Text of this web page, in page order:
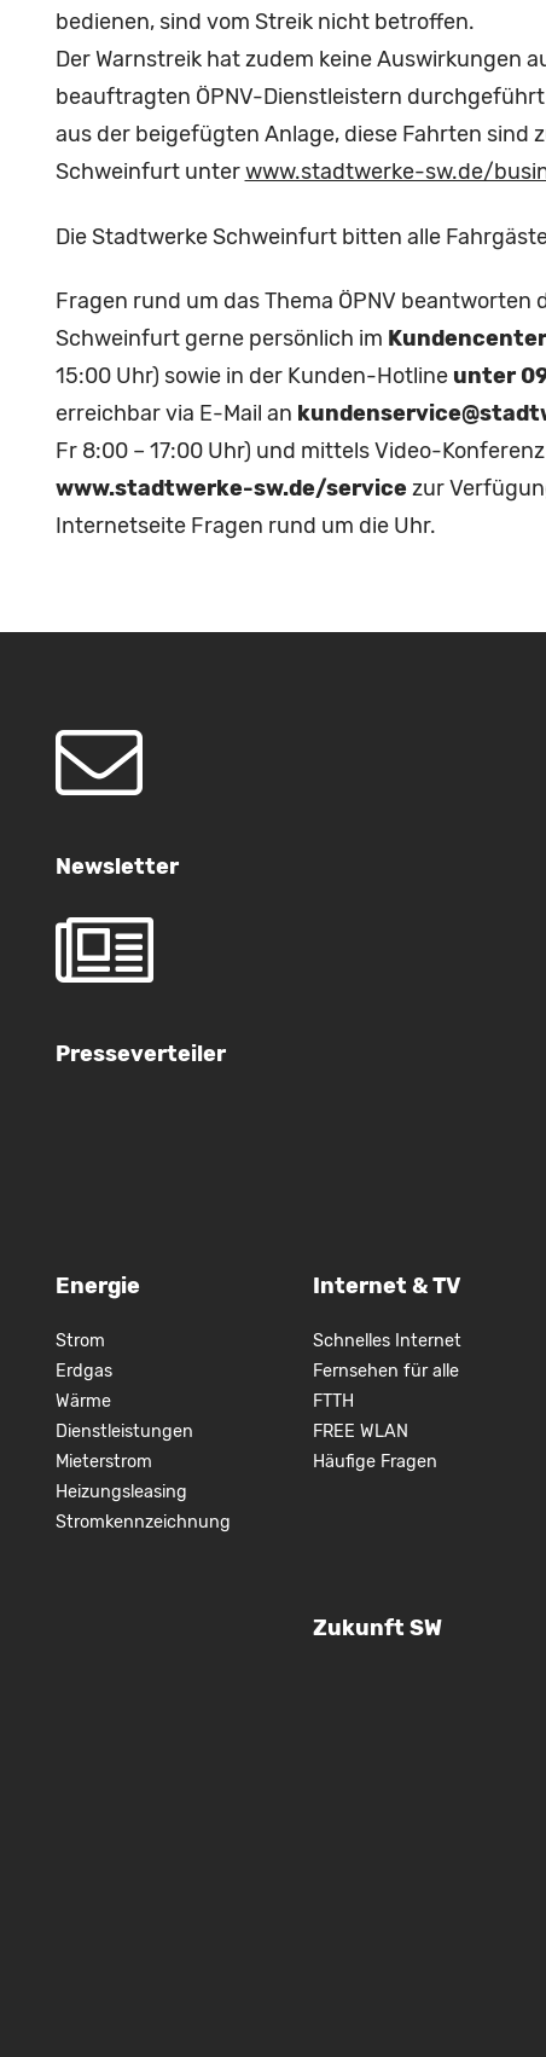
bedienen, sind vom Streik nicht betroffen.
Der Warnstreik hat zudem keine Auswirkungen
beauftragten ÖPNV-Dienstleistern
aus der beigefügten Anlage, diese Fahrten sind
Schweinfurt unterwww.stadtwerke-sw.de/
Die Stadtwerke Schweinfurt bitten alle
Fragen rund um das Thema ÖPNV
Schweinfurt gerne persönlich im
15:00 Uhr) sowie in der Kunden-Hotline unter
erreichbar via E-Mail an
Fr 8:00 – 17:00 Uhr) und mittels Video-
www.stadtwerke-sw.de/servicezur
Internetseite Fragen rund um die Uhr.
Newsletter
Presseverteiler
Energie
Strom
Erdgas
Wärme
Dienstleistungen
Mieterstrom
Heizungsleasing
Stromkennzeichnung
Internet & TV
Schnelles Internet
Fernsehen für alle
FTTH
FREE WLAN
Häufige Fragen
Zukunft SW